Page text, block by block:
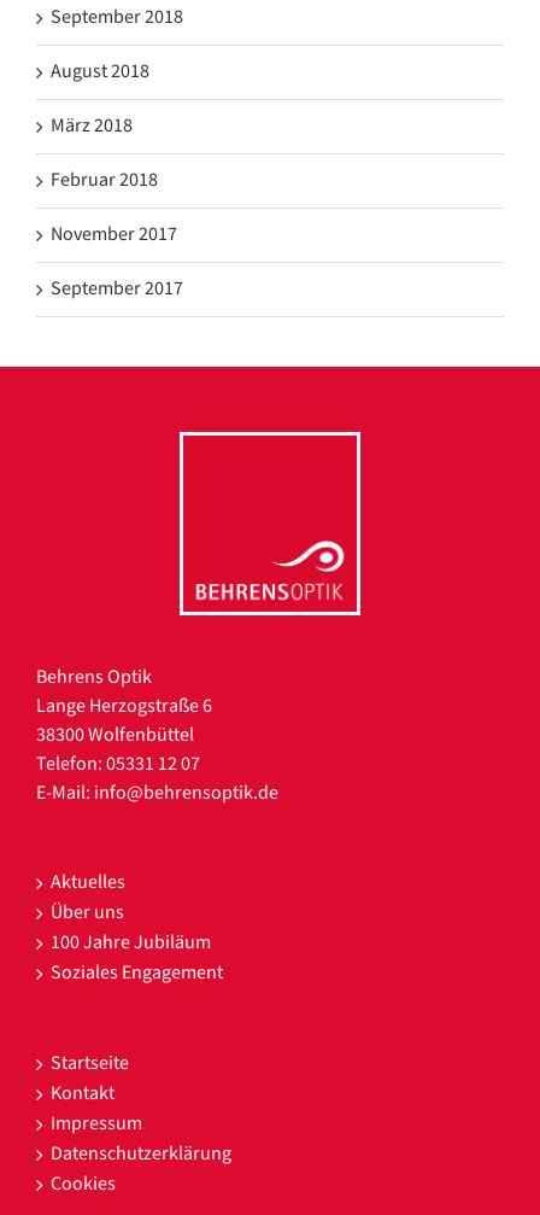
September 2018
August 2018
März 2018
Februar 2018
November 2017
September 2017
Behrens Optik
Lange Herzogstraße 6
38300 Wolfenbüttel
Telefon: 05331 12 07
E-Mail: info@behrensoptik.de
Aktuelles
Über uns
100 Jahre Jubiläum
Soziales Engagement
Startseite
Kontakt
Impressum
Datenschutzerklärung
Cookies